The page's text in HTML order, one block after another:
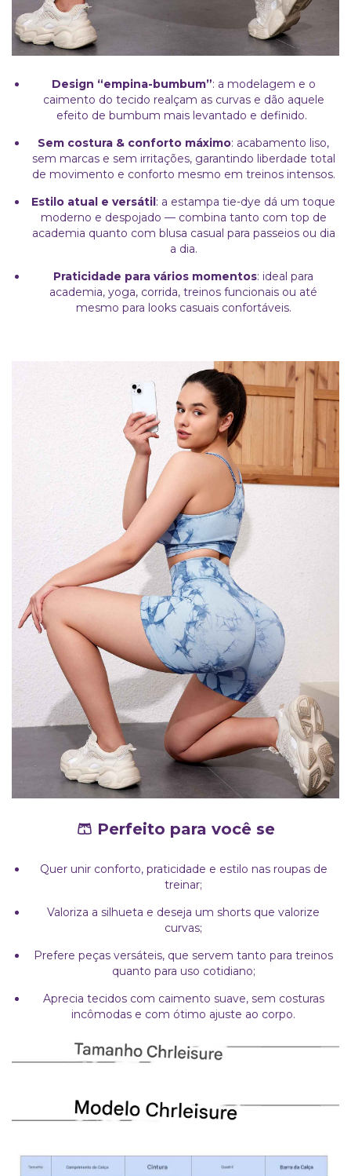
Design “empina-bumbum”: a modelagem e o
caimento do tecido realçam as curvas e dão aquele
efeito de bumbum mais levantado e definido.
Sem costura & conforto máximo: acabamento liso,
sem marcas e sem irritações, garantindo liberdade total
de movimento e conforto mesmo em treinos intensos.
Estilo atual e versátil: a estampa tie-dye dá um toque
moderno e despojado — combina tanto com top de
academia quanto com blusa casual para passeios ou dia
a dia.
Praticidade para vários momentos: ideal para
academia, yoga, corrida, treinos funcionais ou até
mesmo para looks casuais confortáveis.
🩳 Perfeito para você se
Quer unir conforto, praticidade e estilo nas roupas de
treinar;
Valoriza a silhueta e deseja um shorts que valorize
curvas;
Prefere peças versáteis, que servem tanto para treinos
quanto para uso cotidiano;
Aprecia tecidos com caimento suave, sem costuras
incômodas e com ótimo ajuste ao corpo.